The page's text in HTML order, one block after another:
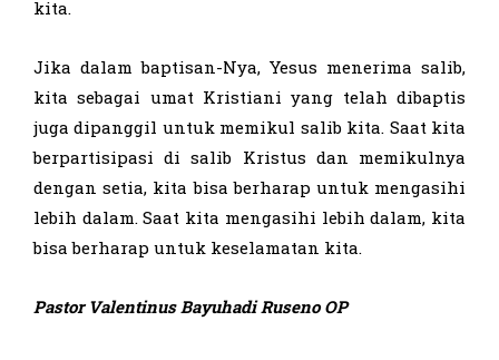
kita.
Jika dalam baptisan-Nya, Yesus menerima salib,
kita sebagai umat Kristiani yang telah dibaptis
juga dipanggil untuk memikul salib kita. Saat kita
berpartisipasi di salib Kristus dan memikulnya
dengan setia, kita bisa berharap untuk mengasihi
lebih dalam. Saat kita mengasihi lebih dalam, kita
bisa berharap untuk keselamatan kita.
PastorValentinus Bayuhadi Ruseno OP